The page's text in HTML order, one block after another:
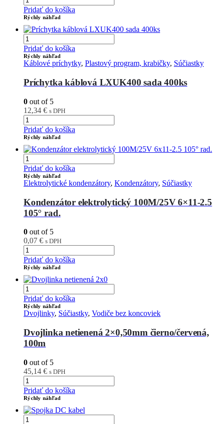
Pridať do košíka
Rýchly náhľad
Pridať do košíka
Rýchly náhľad
Káblové príchytky, Plastový program, krabičky, Súčiastky
Príchytka káblová LXUK400 sada 400ks
0 out of 5
12,34 € s DPH
Pridať do košíka
Rýchly náhľad
Pridať do košíka
Rýchly náhľad
Elektrolytické kondenzátory, Kondenzátory, Súčiastky
Kondenzátor elektrolytický 100M/25V 6×11-2.5
105° rad.
0 out of 5
0,07 € s DPH
Pridať do košíka
Rýchly náhľad
Pridať do košíka
Rýchly náhľad
Dvojlinky, Súčiastky, Vodiče bez koncoviek
Dvojlinka netienená 2×0,50mm čierno/červená,
100m
0 out of 5
45,14 € s DPH
Pridať do košíka
Rýchly náhľad